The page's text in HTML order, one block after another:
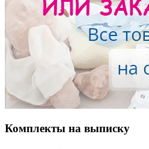
Комплекты на выписку